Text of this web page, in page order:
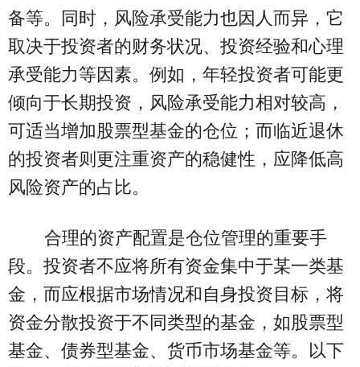
备等。同时，风险承受能力也因人而异，它
取决于投资者的财务状况、投资经验和心理
承受能力等因素。例如，年轻投资者可能更
倾向于长期投资，风险承受能力相对较高，
可适当增加股票型基金的仓位；而临近退休
的投资者则更注重资产的稳健性，应降低高
风险资产的占比。
合理的资产配置是仓位管理的重要手
段。投资者不应将所有资金集中于某一类基
金，而应根据市场情况和自身投资目标，将
资金分散投资于不同类型的基金，如股票型
基金、债券型基金、货币市场基金等。以下